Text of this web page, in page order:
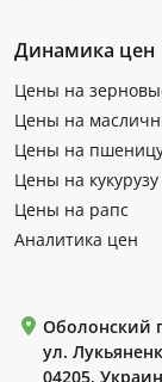
Динамика цен
Цены на
Цены на
Цены на
Цены на кукурузу
Цены на рапс
Аналитика цен
Оболонский
ул.
04205,